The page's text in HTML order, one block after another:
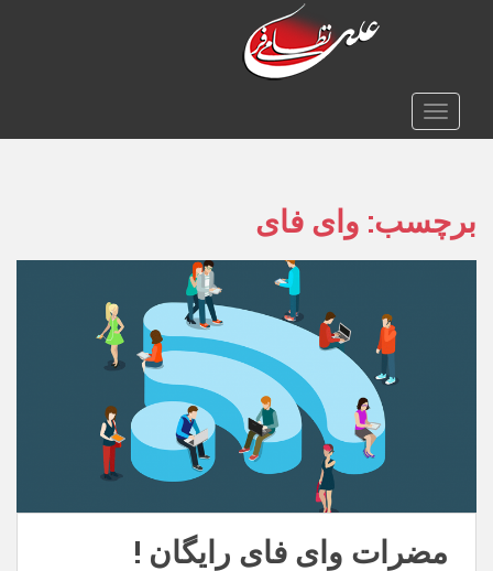
o
TOGGLE NAVIGATION
برچسب: وای فای
مضرات وای فای رایگان !